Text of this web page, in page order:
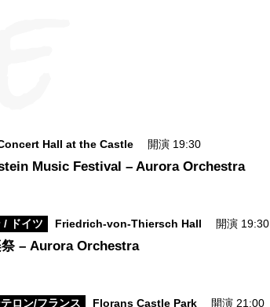
Hall at the Castle 開演 19:30
Music Festival – Aurora Orchestra
/ ドイツ Friedrich-von-Thiersch Hall 開演 19:30
祭 – Aurora Orchestra
ロン/フランス Florans Castle Park 開演 21:00